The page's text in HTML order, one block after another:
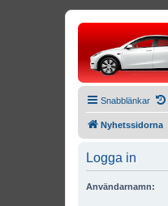
Snabblänkar
Nyhetssidorna
Logga in
Användarnamn: